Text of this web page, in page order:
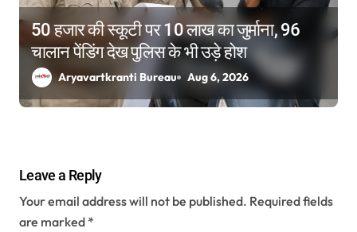
50 हजार की स्कूटी पर 10 लाख का जुर्माना, 96
चालान पेंडिंग देख पुलिस के भी उड़े होश
Aryavartkranti Bureau Aug 6, 2026
Leave a Reply
Your email address will not be published. Required fields
are marked *